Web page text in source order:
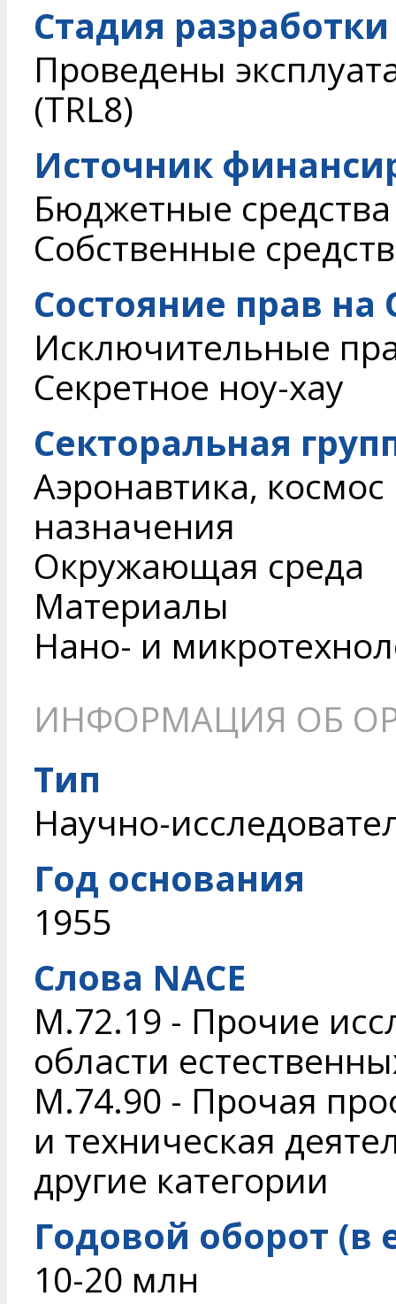
Стадия разработки
Проведены
(TRL8)
Источник
Бюджетные средства
Собственные
Состояние прав на
Исключительные
Секретное ноу-хау
Секторальная
Аэронавтика,
назначения
Окружающая среда
Материалы
Нано- и
ИНФОРМАЦИЯ ОБ
Тип
Научно-
Год основания
1955
Слова NACE
M.72.19 - Прочие
области
M.74.90 - Прочая
и техническая
другие категории
Годовой оборот (в
10-20 млн